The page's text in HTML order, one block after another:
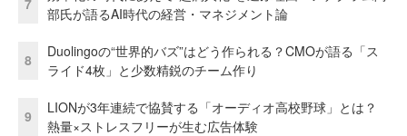
7
部氏が語るAI時代の経営・マネジメント論
8
Duolingoの“世界的バズ”はどう作られる？CMOが語る「ス
ライド4枚」と少数精鋭のチーム作り
9
LIONが3年連続で協賛する「オーディオ高校野球」とは？
熱量×ストレスフリーが生む広告体験